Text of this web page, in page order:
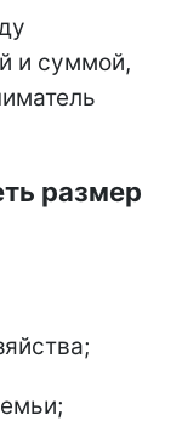
и суммой,
размер